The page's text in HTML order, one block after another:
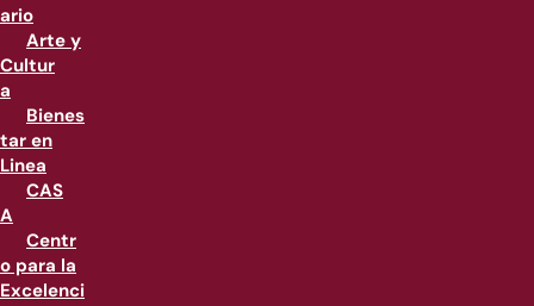
ario
Arte y
Cultur
a
Bienes
tar en
Linea
CAS
A
Centr
o para la
Excelenci